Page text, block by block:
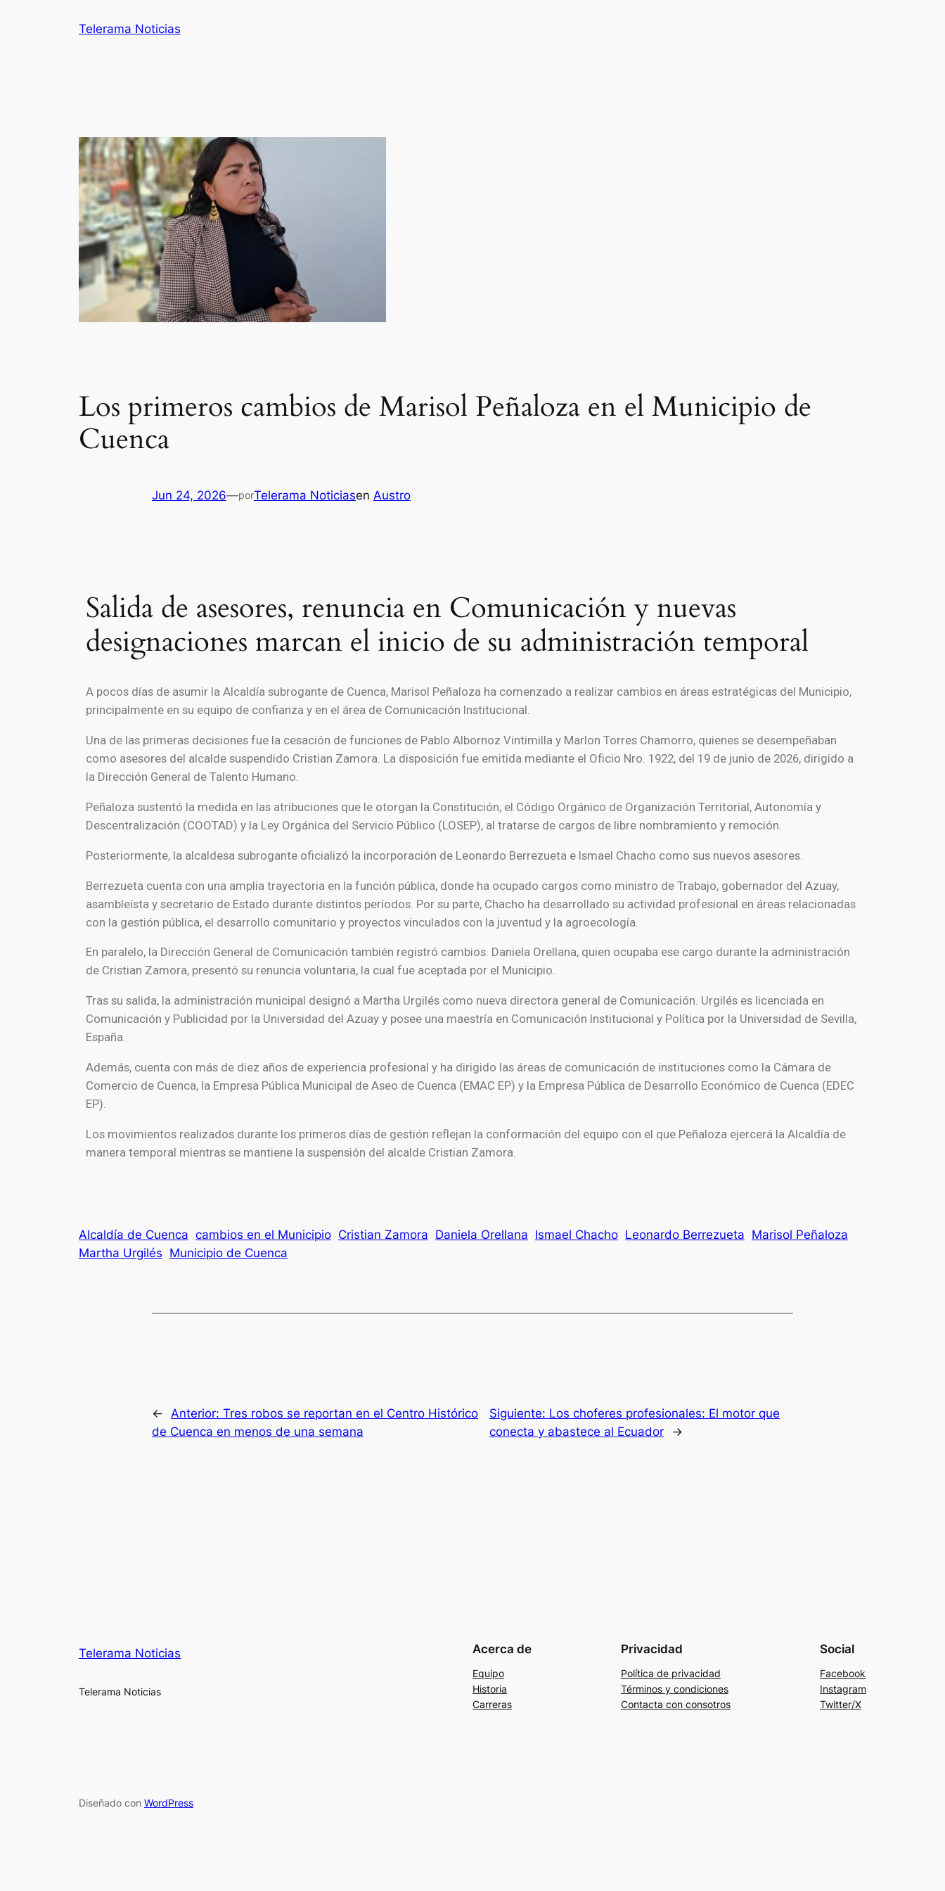
Telerama Noticias
Los primeros cambios de Marisol Peñaloza en el Municipio de
Cuenca
Jun 24, 2026—porTelerama Noticiasen Austro
Salida de asesores, renuncia en Comunicación y nuevas
designaciones marcan el inicio de su administración temporal
A pocos días de asumir la Alcaldía subrogante de Cuenca, Marisol Peñaloza ha comenzado a realizar cambios en áreas estratégicas del Municipio,
principalmente en su equipo de confianza y en el área de Comunicación Institucional.
Una de las primeras decisiones fue la cesación de funciones de Pablo Albornoz Vintimilla y Marlon Torres Chamorro, quienes se desempeñaban
como asesores del alcalde suspendido Cristian Zamora. La disposición fue emitida mediante el Oficio Nro. 1922, del 19 de junio de 2026, dirigido a
la Dirección General de Talento Humano.
Peñaloza sustentó la medida en las atribuciones que le otorgan la Constitución, el Código Orgánico de Organización Territorial, Autonomía y
Descentralización (COOTAD) y la Ley Orgánica del Servicio Público (LOSEP), al tratarse de cargos de libre nombramiento y remoción.
Posteriormente, la alcaldesa subrogante oficializó la incorporación de Leonardo Berrezueta e Ismael Chacho como sus nuevos asesores.
Berrezueta cuenta con una amplia trayectoria en la función pública, donde ha ocupado cargos como ministro de Trabajo, gobernador del Azuay,
asambleísta y secretario de Estado durante distintos períodos. Por su parte, Chacho ha desarrollado su actividad profesional en áreas relacionadas
con la gestión pública, el desarrollo comunitario y proyectos vinculados con la juventud y la agroecología.
En paralelo, la Dirección General de Comunicación también registró cambios. Daniela Orellana, quien ocupaba ese cargo durante la administración
de Cristian Zamora, presentó su renuncia voluntaria, la cual fue aceptada por el Municipio.
Tras su salida, la administración municipal designó a Martha Urgilés como nueva directora general de Comunicación. Urgilés es licenciada en
Comunicación y Publicidad por la Universidad del Azuay y posee una maestría en Comunicación Institucional y Política por la Universidad de Sevilla,
España.
Además, cuenta con más de diez años de experiencia profesional y ha dirigido las áreas de comunicación de instituciones como la Cámara de
Comercio de Cuenca, la Empresa Pública Municipal de Aseo de Cuenca (EMAC EP) y la Empresa Pública de Desarrollo Económico de Cuenca (EDEC
EP).
Los movimientos realizados durante los primeros días de gestión reflejan la conformación del equipo con el que Peñaloza ejercerá la Alcaldía de
manera temporal mientras se mantiene la suspensión del alcalde Cristian Zamora.
Alcaldía de Cuenca cambios en el Municipio Cristian Zamora Daniela Orellana Ismael Chacho Leonardo Berrezueta Marisol Peñaloza
Martha Urgilés Municipio de Cuenca
← Anterior: Tres robos se reportan en el Centro Histórico
de Cuenca en menos de una semana
Siguiente: Los choferes profesionales: El motor que
conecta y abastece al Ecuador
→
Telerama Noticias
Telerama Noticias
Acerca de
Equipo
Historia
Carreras
Privacidad
Política de privacidad
Términos y condiciones
Contacta con consotros
Social
Facebook
Instagram
Twitter/X
Diseñado con WordPress